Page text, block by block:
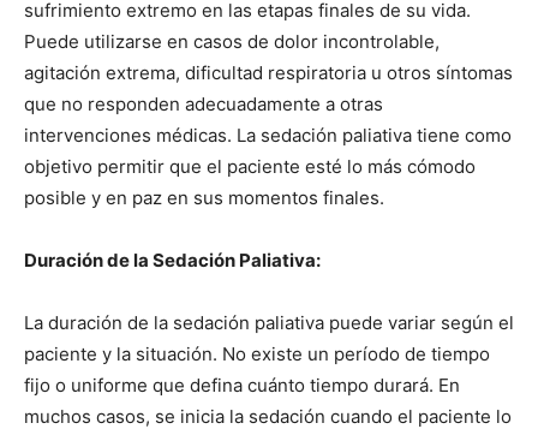
sufrimiento extremo en las etapas finales de su vida.
Puede utilizarse en casos de dolor incontrolable,
agitación extrema, dificultad respiratoria u otros síntomas
que no responden adecuadamente a otras
intervenciones médicas. La sedación paliativa tiene como
objetivo permitir que el paciente esté lo más cómodo
posible y en paz en sus momentos finales.
Duración de la Sedación Paliativa:
La duración de la sedación paliativa puede variar según el
paciente y la situación. No existe un período de tiempo
fijo o uniforme que defina cuánto tiempo durará. En
muchos casos, se inicia la sedación cuando el paciente lo